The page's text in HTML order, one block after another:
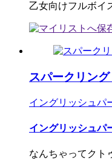
乙女向けフルボイ
スパークリン
イングリッシュパ
イングリッシュパ
なんちゃってクト